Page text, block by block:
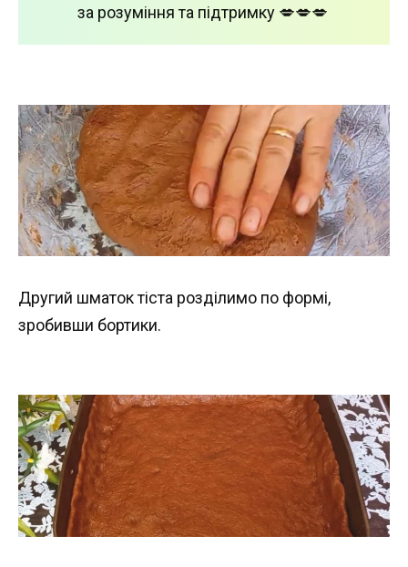
за розуміння та підтримку 💋💋💋
Другий шматок тіста розділимо по формі,
зробивши бортики.